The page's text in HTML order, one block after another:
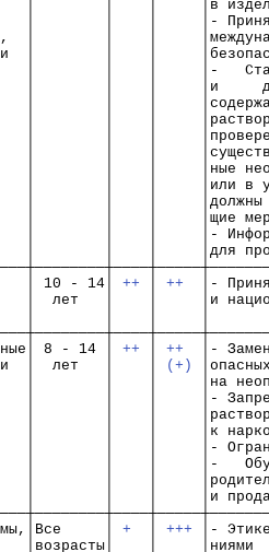
│        │    │     │в
│        │    │     │-
│        │    │
│        │    │
│    │     │-
│    │     │и
│    │     │содержащие
│    │
│    │     │проверены
│    │     │существуют
│    │     │ные
│    │     │или в
│    │     │должны
│    │     │щие меры
│    │     │-
│    │     │для
│ 10 - 14│ ++ ++
│-
│  лет   │    │     │и
│        │    │     │
8 - 14 │ ++ ++
│-
│  лет   │    │
(+)
│    │     │на
│    │     │- Запрет
│    │
│    │     │к
│    │     │-
│    │     │-
│    │     │родителей,
│    │     │и
│ + +++ │-
│возрасты│    │